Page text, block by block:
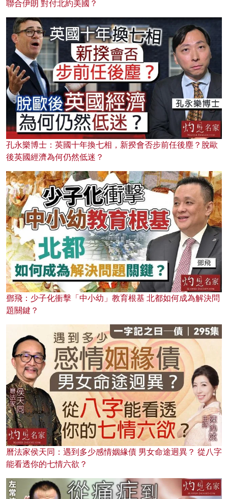
聯合伊朗 對付北約美國？
孔永樂博士：英國十年換七相，新揆會否步前任後塵？脫歐
後英國經濟為何仍然低迷？
鄧飛：少子化衝擊「中小幼」教育根基 北都如何成為解決問
題關鍵？
曆法家侯天同：遇到多少感情姻緣債 男女命途迥異？ 從八字
能看透你的七情六欲？